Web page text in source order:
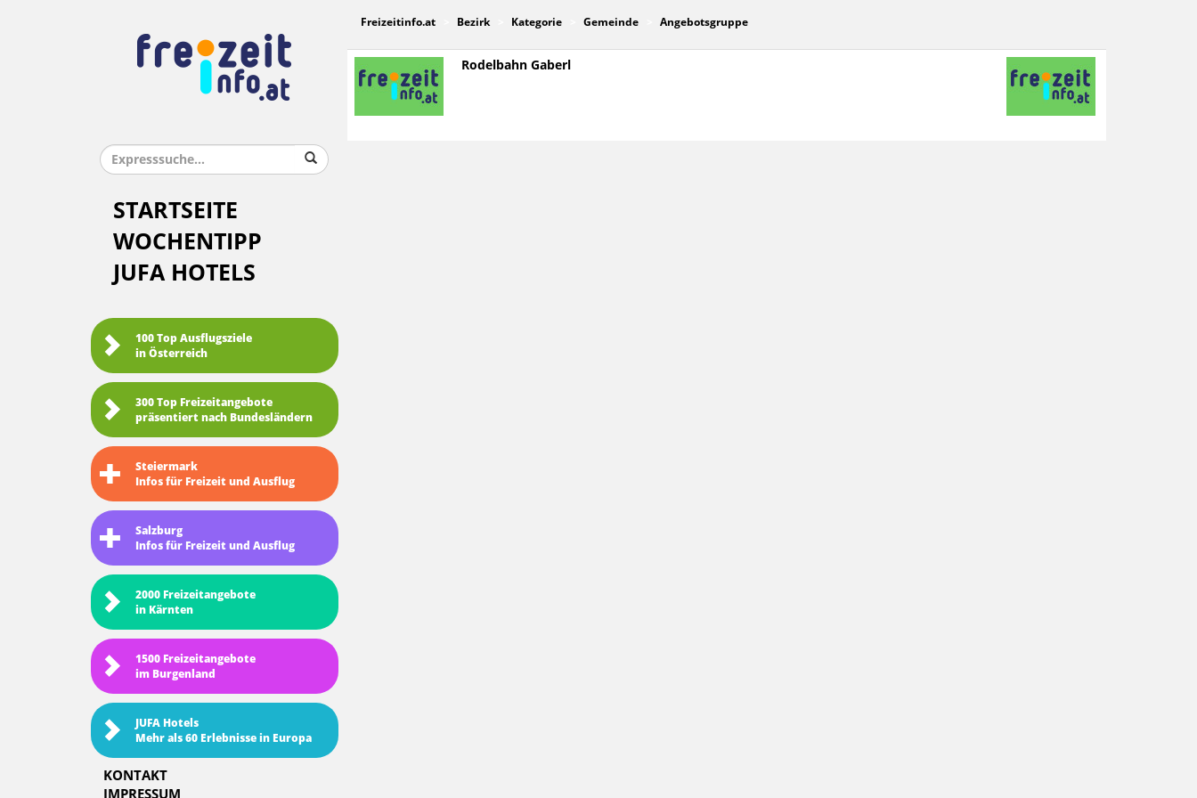
STARTSEITE
WOCHENTIPP
JUFA HOTELS
100 Top Ausflugsziele
in Österreich
300 Top Freizeitangebote
präsentiert nach Bundesländern
Steiermark
Infos für Freizeit und Ausflug
Salzburg
Infos für Freizeit und Ausflug
2000 Freizeitangebote
in Kärnten
1500 Freizeitangebote
im Burgenland
JUFA Hotels
Mehr als 60 Erlebnisse in Europa
KONTAKT
IMPRESSUM
Freizeitinfo.at Bezirk Kategorie Gemeinde Angebotsgruppe
Rodelbahn Gaberl